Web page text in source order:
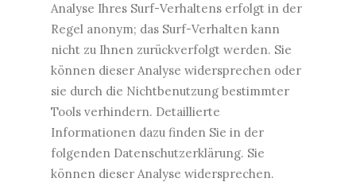
Analyse Ihres Surf-Verhaltens erfolgt in der
Regel anonym; das Surf-Verhalten kann
nicht zu Ihnen zurückverfolgt werden. Sie
können dieser Analyse widersprechen oder
sie durch die Nichtbenutzung bestimmter
Tools verhindern. Detaillierte
Informationen dazu finden Sie in der
folgenden Datenschutzerklärung. Sie
können dieser Analyse widersprechen.